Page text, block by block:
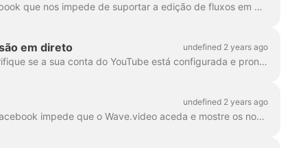
Infelizmente, existe atualmente um problema com o Facebook que nos impede de suportar a edição de fluxos em grupos do Facebook. Para fazer alterações ...
em direto undefined 2 years ago
Antes de conectar o YouTube ao Wave.video, primeiro verifique se a sua conta do YouTube está configurada e pronta para a transmissão ao vivo. Verifique sua conta do YouTube. F...
undefined 2 years ago
Preocupado com a privacidade dos seus utilizadores, o Facebook impede que o Wave.video aceda e mostre os nomes e as imagens de perfil das pessoas que deixam comentá...